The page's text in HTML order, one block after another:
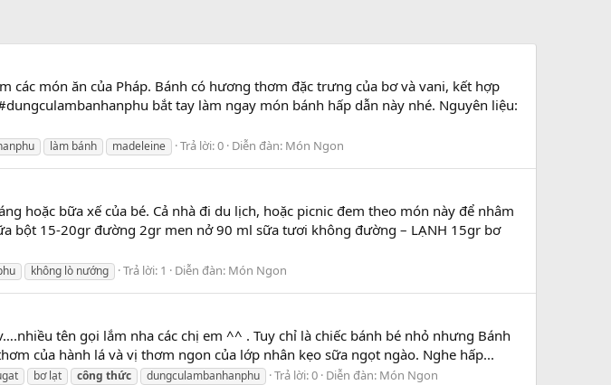
món ăn của Pháp. Bánh có hương thơm đặc trưng của bơ và vani, kết hợp
bắt tay làm ngay món bánh hấp dẫn này nhé. Nguyên liệu:
làm bánh madeleine Trả lời: 0 Diễn đàn: Món Ngon
hoặc bữa xế của bé. Cả nhà đi du lịch, hoặc picnic đem theo món này để nhâm
bột 15-20gr đường 2gr men nở 90 ml sữa tươi không đường – LẠNH 15gr bơ
không lò nướng Trả lời: 1 Diễn đàn: Món Ngon
tên gọi lắm nha các chị em ^^ . Tuy chỉ là chiếc bánh bé nhỏ nhưng Bánh
của hành lá và vị thơm ngon của lớp nhân kẹo sữa ngọt ngào. Nghe hấp...
bơ lạt công thức dungculambanhanphu Trả lời: 0 Diễn đàn: Món Ngon